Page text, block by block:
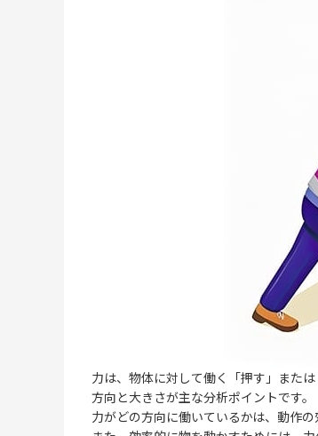
力は、物体に対して働く「押す」または
方向と大きさが主な分析ポイントです。
力がどの方向に働いているかは、動作の